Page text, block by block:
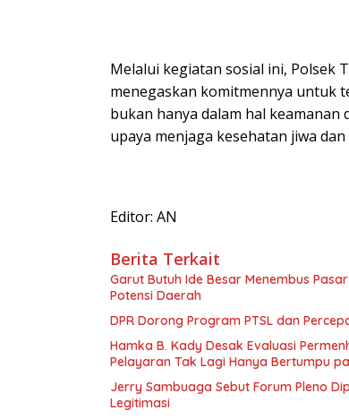
Melalui kegiatan sosial ini, Polsek
menegaskan komitmennya untuk
bukan hanya dalam hal
upaya menjaga kesehatan jiwa
Editor: AN
Berita Terkait
Garut Butuh Ide Besar Menembus
Potensi Daerah
DPR Dorong Program PTSL dan
Hamka B. Kady Desak Evaluasi
Pelayaran Tak Lagi Hanya Bertumpu
Jerry Sambuaga Sebut Forum Pleno
Legitimasi